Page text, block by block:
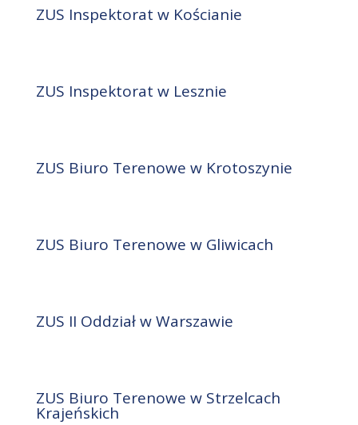
ZUS Inspektorat w Kościanie
ZUS Inspektorat w Lesznie
ZUS Biuro Terenowe w Krotoszynie
ZUS Biuro Terenowe w Gliwicach
ZUS II Oddział w Warszawie
ZUS Biuro Terenowe w Strzelcach
Krajeńskich